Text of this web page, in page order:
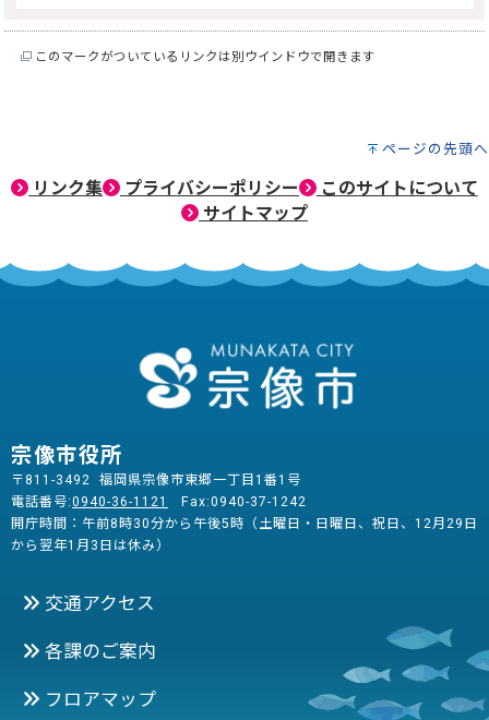
このマークがついているリンクは別ウインドウで開きます
ページの先頭へ
リンク集 プライバシーポリシー
このサイトについて
サイトマップ
宗像市役所
〒811-3492 福岡県宗像市東郷一丁目1番1号
電話番号:0940-36-1121
Fax:0940-37-1242
開庁時間：午前8時30分から午後5時（土曜日・日曜日、祝日、12月29日
から翌年1月3日は休み）
交通アクセス
各課のご案内
フロアマップ